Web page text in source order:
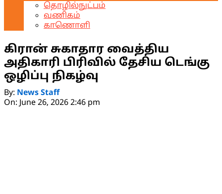
தொழில்நுட்பம்
வணிகம்
காணொளி
கிரான் சுகாதார வைத்திய
அதிகாரி பிரிவில் தேசிய டெங்கு
ஒழிப்பு நிகழ்வு
By: News Staff
On: June 26, 2026 2:46 pm